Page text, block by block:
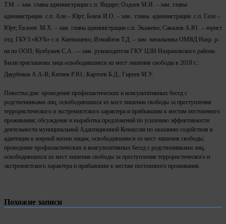
Т.М. – зам. главы администрации с.п. Яндаре; Оздоев М.И. – зам. главы
администрации с.п. Али – Юрт; Беков И.О. – зам. главы администрации с.п. Гази –
Юрт; Евлоев М.Х. – зам. главы администрации с.п. Экажево; Сакалов А.Ю. – юрист
отд. ГБУЗ «КУБ» с.п. Кантышево; Измайлов Т.Д. – зам. начальника ОМВД Назр. р-
на по ООП; Кулбужев С.А. — зам. руководителя ГКУ ЦЗН Назрановского района.
Были приглашены лица освободившиеся из мест лишения свободы в 2018 г.:
Даурбеков А.А-В; Китиев Р.Ю.; Картоев Б.Д.; Гиреев М.У.
Повестка дня: проведение профилактических и консультативных бесед с
родственниками лиц, освободившихся из мест лишения свободы за преступления
террористического и экстремистского характера и прибывшим к местам постоянного
проживания; обсуждение и выработка предложений по усилению эффективности
деятельности муниципальной Адаптационной Комиссии по оказанию содействия в
адаптации к мирной жизни лицам, освободившимся из мест лишения свободы;
проведение профилактических и консультативных бесед с родственниками лиц,
освободившихся из мест лишения свободы за преступления террористического и
экстремистского характера и прибывшим к местам постоянного проживания.
Похожие записи